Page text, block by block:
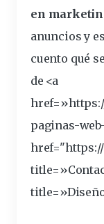
en
anuncios y
cuento qué
de <a
paginas-web
title